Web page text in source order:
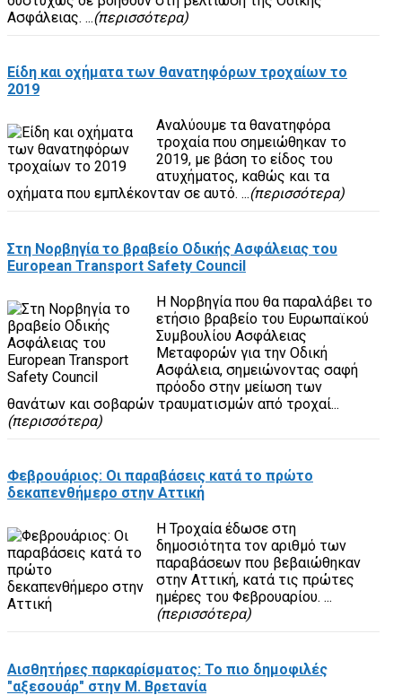
Ασφάλειας. ...(περισσότερα)
Είδη και οχήματα των θανατηφόρων τροχαίων το
2019
Αναλύουμε τα θανατηφόρα
τροχαία που σημειώθηκαν το
2019, με βάση το είδος του
ατυχήματος, καθώς και τα
οχήματα που εμπλέκονταν σε αυτό. ...(περισσότερα)
Στη Νορβηγία το βραβείο Οδικής Ασφάλειας του
European Transport Safety Council
Η Νορβηγία που θα παραλάβει το
ετήσιο βραβείο του Ευρωπαϊκού
Συμβουλίου Ασφάλειας
Μεταφορών για την Οδική
Ασφάλεια, σημειώνοντας σαφή
πρόοδο στην μείωση των
θανάτων και σοβαρών τραυματισμών από τροχαί...
(περισσότερα)
Φεβρουάριος: Οι παραβάσεις κατά το πρώτο
δεκαπενθήμερο στην Αττική
Η Τροχαία έδωσε στη
δημοσιότητα τον αριθμό των
παραβάσεων που βεβαιώθηκαν
στην Αττική, κατά τις πρώτες
ημέρες του Φεβρουαρίου. ...
(περισσότερα)
Αισθητήρες παρκαρίσματος: Το πιο δημοφιλές
"αξεσουάρ" στην Μ. Βρετανία